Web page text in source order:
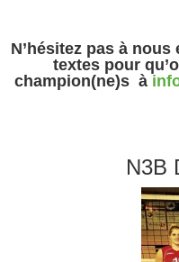
N’hésitez pas à
textes pour
champion(ne)s à
N3B